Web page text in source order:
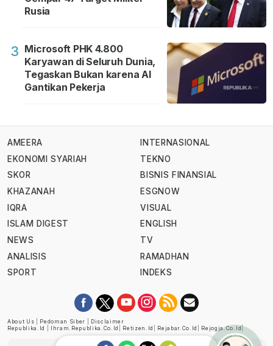
Rusia
3 Microsoft PHK 4.800
Karyawan di Seluruh Dunia,
Tegaskan Bukan karena AI
Gantikan Pekerja
AMEERA
EKONOMI SYARIAH
SKOR
KHAZANAH
IQRA
ISLAM DIGEST
NEWS
ANALISIS
SPORT
INTERNASIONAL
TEKNO
BISNIS FINANSIAL
ESGNOW
VISUAL
ENGLISH
TV
RAMADHAN
INDEKS
About Us Pedoman Siber
Disclaimer
Republika.id
Ihram.republika.co.id Retizen.id Rejabar.co.id Rejogja.co.id